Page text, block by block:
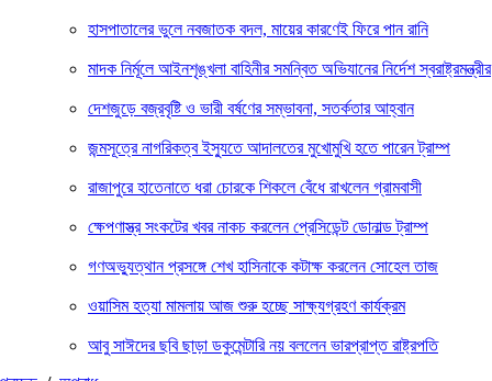
হাসপাতালের ভুলে নবজাতক বদল, মায়ের কারণেই ফিরে পান রানি
মাদক নির্মূলে আইনশৃঙ্খলা বাহিনীর সমন্বিত অভিযানের নির্দেশ স্বরাষ্ট্রমন্ত্রীর
দেশজুড়ে বজ্রবৃষ্টি ও ভারী বর্ষণের সম্ভাবনা, সতর্কতার আহ্বান
জন্মসূত্রে নাগরিকত্ব ইস্যুতে আদালতের মুখোমুখি হতে পারেন ট্রাম্প
রাজাপুরে হাতেনাতে ধরা চোরকে শিকলে বেঁধে রাখলেন গ্রামবাসী
ক্ষেপণাস্ত্র সংকটের খবর নাকচ করলেন প্রেসিডেন্ট ডোনাল্ড ট্রাম্প
গণঅভ্যুত্থান প্রসঙ্গে শেখ হাসিনাকে কটাক্ষ করলেন সোহেল তাজ
ওয়াসিম হত্যা মামলায় আজ শুরু হচ্ছে সাক্ষ্যগ্রহণ কার্যক্রম
আবু সাঈদের ছবি ছাড়া ডকুমেন্টারি নয় বললেন ভারপ্রাপ্ত রাষ্ট্রপতি